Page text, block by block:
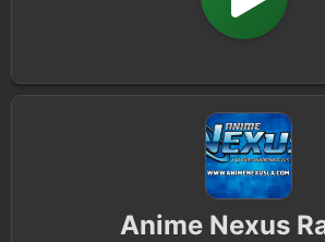
Anime Nexus